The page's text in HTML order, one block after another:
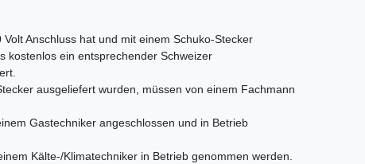
Anschluss hat und mit einem Schuko-Stecker
kostenlos ein entsprechender Schweizer
ausgeliefert wurden, müssen von einem Fachmann
Gastechniker angeschlossen und in Betrieb
Kälte-/Klimatechniker in Betrieb genommen werden.